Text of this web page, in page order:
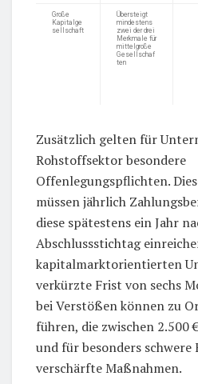
Große
Kapitalge
sellschaft
Übersteigt
mindestens
zwei der drei
Merkmale für
mittelgroße
Gesellschaf
ten
Zusätzlich gelten für
Rohstoffsektor besondere
Offenlegungspflichten.
müssen jährlich
diese spätestens ein Jahr
Abschlussstichtag
kapitalmarktorientierten
verkürzte Frist von sechs
bei Verstößen können zu
führen, die zwischen 2.500
und für besonders schwere
verschärfte Maßnahmen.